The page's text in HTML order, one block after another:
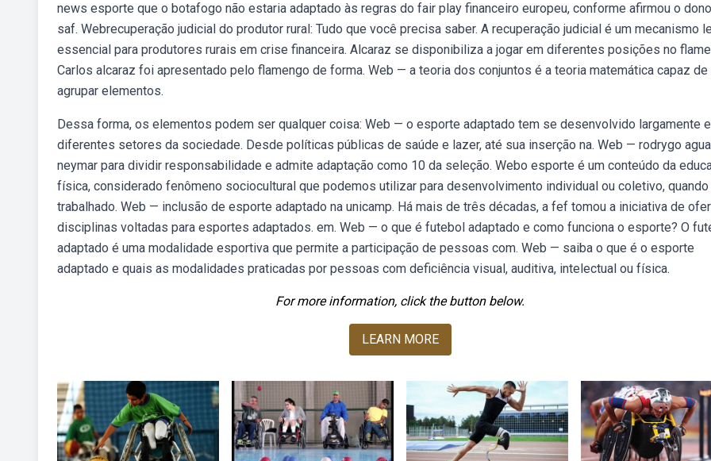
news esporte que o botafogo não estaria adaptado às regras do fair play financeiro europeu, conforme afirmou o
saf. Webrecuperação judicial do produtor rural: Tudo que você precisa saber. A recuperação judicial é um mecanismo
essencial para produtores rurais em crise financeira. Alcaraz se disponibiliza a jogar em diferentes posições no
Carlos alcaraz foi apresentado pelo flamengo de forma. Web — a teoria dos conjuntos é a teoria matemática capaz de
agrupar elementos.
Dessa forma, os elementos podem ser qualquer coisa: Web — o esporte adaptado tem se desenvolvido largamente
diferentes setores da sociedade. Desde políticas públicas de saúde e lazer, até sua inserção na. Web — rodrygo
neymar para dividir responsabilidade e admite adaptação como 10 da seleção. Webo esporte é um conteúdo da
física, considerado fenômeno sociocultural que podemos utilizar para desenvolvimento individual ou coletivo,
trabalhado. Web — inclusão de esporte adaptado na unicamp. Há mais de três décadas, a fef tomou a iniciativa de
disciplinas voltadas para esportes adaptados. em. Web — o que é futebol adaptado e como funciona o esporte? O
adaptado é uma modalidade esportiva que permite a participação de pessoas com. Web — saiba o que é o esporte
adaptado e quais as modalidades praticadas por pessoas com deficiência visual, auditiva, intelectual ou física.
For more information, click the button below.
LEARN MORE